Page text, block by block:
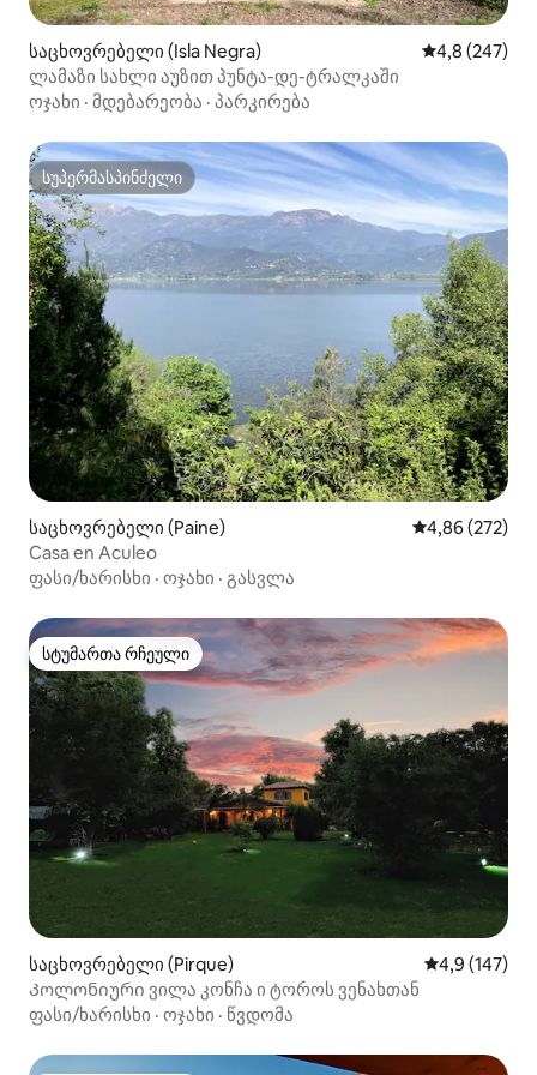
საცხოვრებელი (Isla Negra) საშუალო
4,8 (247)
ლამაზი სახლი აუზით პუნტა-დე-ტრალკაში
ოჯახი · მდებარეობა · პარკირება
სუპერმასპინძელი
სუპერმასპინძელი
საცხოვრებელი (Paine) საშუალო
4,86 (272)
Casa en Aculeo
ფასი/ხარისხი · ოჯახი · გასვლა
სტუმართა რჩეული
სტუმართა რჩეული
საცხოვრებელი (Pirque) საშუალო
4,9 (147)
Კოლონიური ვილა კონჩა ი ტოროს ვენახთან
ფასი/ხარისხი · ოჯახი · წვდომა